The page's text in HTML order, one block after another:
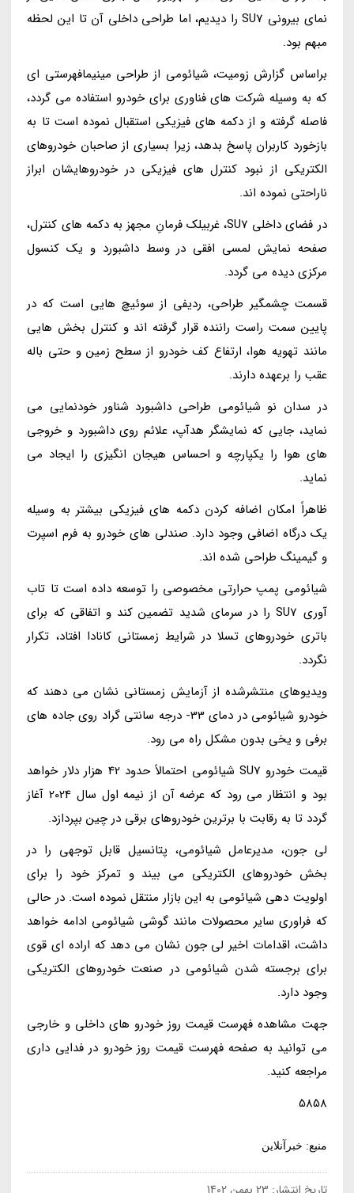
نمای بیرونی SU7 را دیدیم، اما طراحی داخلی آن تا این لحظه
مبهم بود.
براساس گزارش زومیت، شیائومی از طراحی مینیمافهرستی ای
که به وسیله شرکت های فناوری برای خودرو استفاده می گردد،
فاصله گرفته و از دکمه های فیزیکی استقبال نموده است تا به
بازخورد کاربران پاسخ بدهد، زیرا بسیاری از صاحبان خودروهای
الکتریکی از نبود کنترل های فیزیکی در خودروهایشان ابراز
ناراحتی نموده اند.
در فضای داخلی SU7، غربیلک فرمانِ مجهز به دکمه های کنترل،
صفحه نمایش لمسی افقی در وسط داشبورد و یک کنسول
مرکزی دیده می گردد.
قسمت چشمگیر طراحی، ردیفی از سوئیچ هایی است که در
پایین سمت راست راننده قرار گرفته اند و کنترل بخش هایی
مانند تهویه هوا، ارتفاع کف خودرو از سطح زمین و حتی باله
عقب را برعهده دارند.
در سدان نو شیائومی طراحی داشبورد شناور خودنمایی می
نماید، جایی که نمایشگر هدآپ، علائم روی داشبورد و خروجی
های هوا را یکپارچه و احساس هیجان انگیزی را ایجاد می
نماید.
ظاهراً امکان اضافه کردن دکمه های فیزیکی بیشتر به وسیله
یک درگاه اضافی وجود دارد. صندلی های خودرو به فرم اسپرت
و گیمینگ طراحی شده اند.
شیائومی پمپ حرارتی مخصوصی را توسعه داده است تا تاب
آوری SU7 را در سرمای شدید تضمین کند و اتفاقی که برای
باتری خودروهای تسلا در شرایط زمستانی کانادا افتاد، تکرار
نگردد.
ویدیوهای منتشرشده از آزمایش زمستانی نشان می دهند که
خودرو شیائومی در دمای 33- درجه سانتی گراد روی جاده های
برفی و یخی بدون مشکل راه می رود.
قیمت خودرو SU7 شیائومی احتمالاً حدود 42 هزار دلار خواهد
بود و انتظار می رود که عرضه آن از نیمه اول سال 2024 آغاز
گردد تا به رقابت با برترین خودروهای برقی در چین بپردازد.
لی جون، مدیرعامل شیائومی، پتانسیل قابل توجهی را در
بخش خودروهای الکتریکی می بیند و تمرکز خود را برای
اولویت دهی شیائومی به این بازار منتقل نموده است. در حالی
که فراوری سایر محصولات مانند گوشی شیائومی ادامه خواهد
داشت، اقدامات اخیر لی جون نشان می دهد که اراده ای قوی
برای برجسته شدن شیائومی در صنعت خودروهای الکتریکی
وجود دارد.
جهت مشاهده فهرست قیمت روز خودرو های داخلی و خارجی
می توانید به صفحه فهرست قیمت روز خودرو در فدایی داری
مراجعه کنید.
5858
منبع: خبرآنلاین